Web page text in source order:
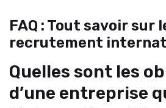
FAQ : Tout savoir sur
recrutement
Quelles sont les
d’une entreprise